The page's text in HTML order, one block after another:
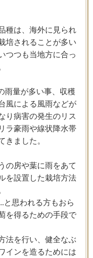
種は、海外に見られ
培されることが多い
つつも当地方に合っ
雨量が多い事、収穫
風による風雨などが
り病害の発生のリス
ラ豪雨や線状降水帯
きました。
の房や葉に雨をあて
を設置した栽培方法
と思われる方もおら
を得るための手段で
法を行い、健全なぶ
インを造るためには